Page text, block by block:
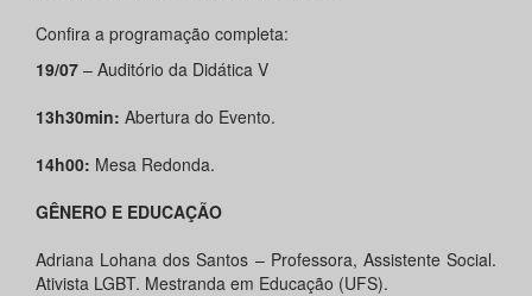
Confira a programação completa:
19/07 – Auditório da Didática V
13h30min: Abertura do Evento.
14h00: Mesa Redonda.
GÊNERO E EDUCAÇÃO
Adriana Lohana dos Santos – Professora, Assistente Social.
Ativista LGBT. Mestranda em Educação (UFS).